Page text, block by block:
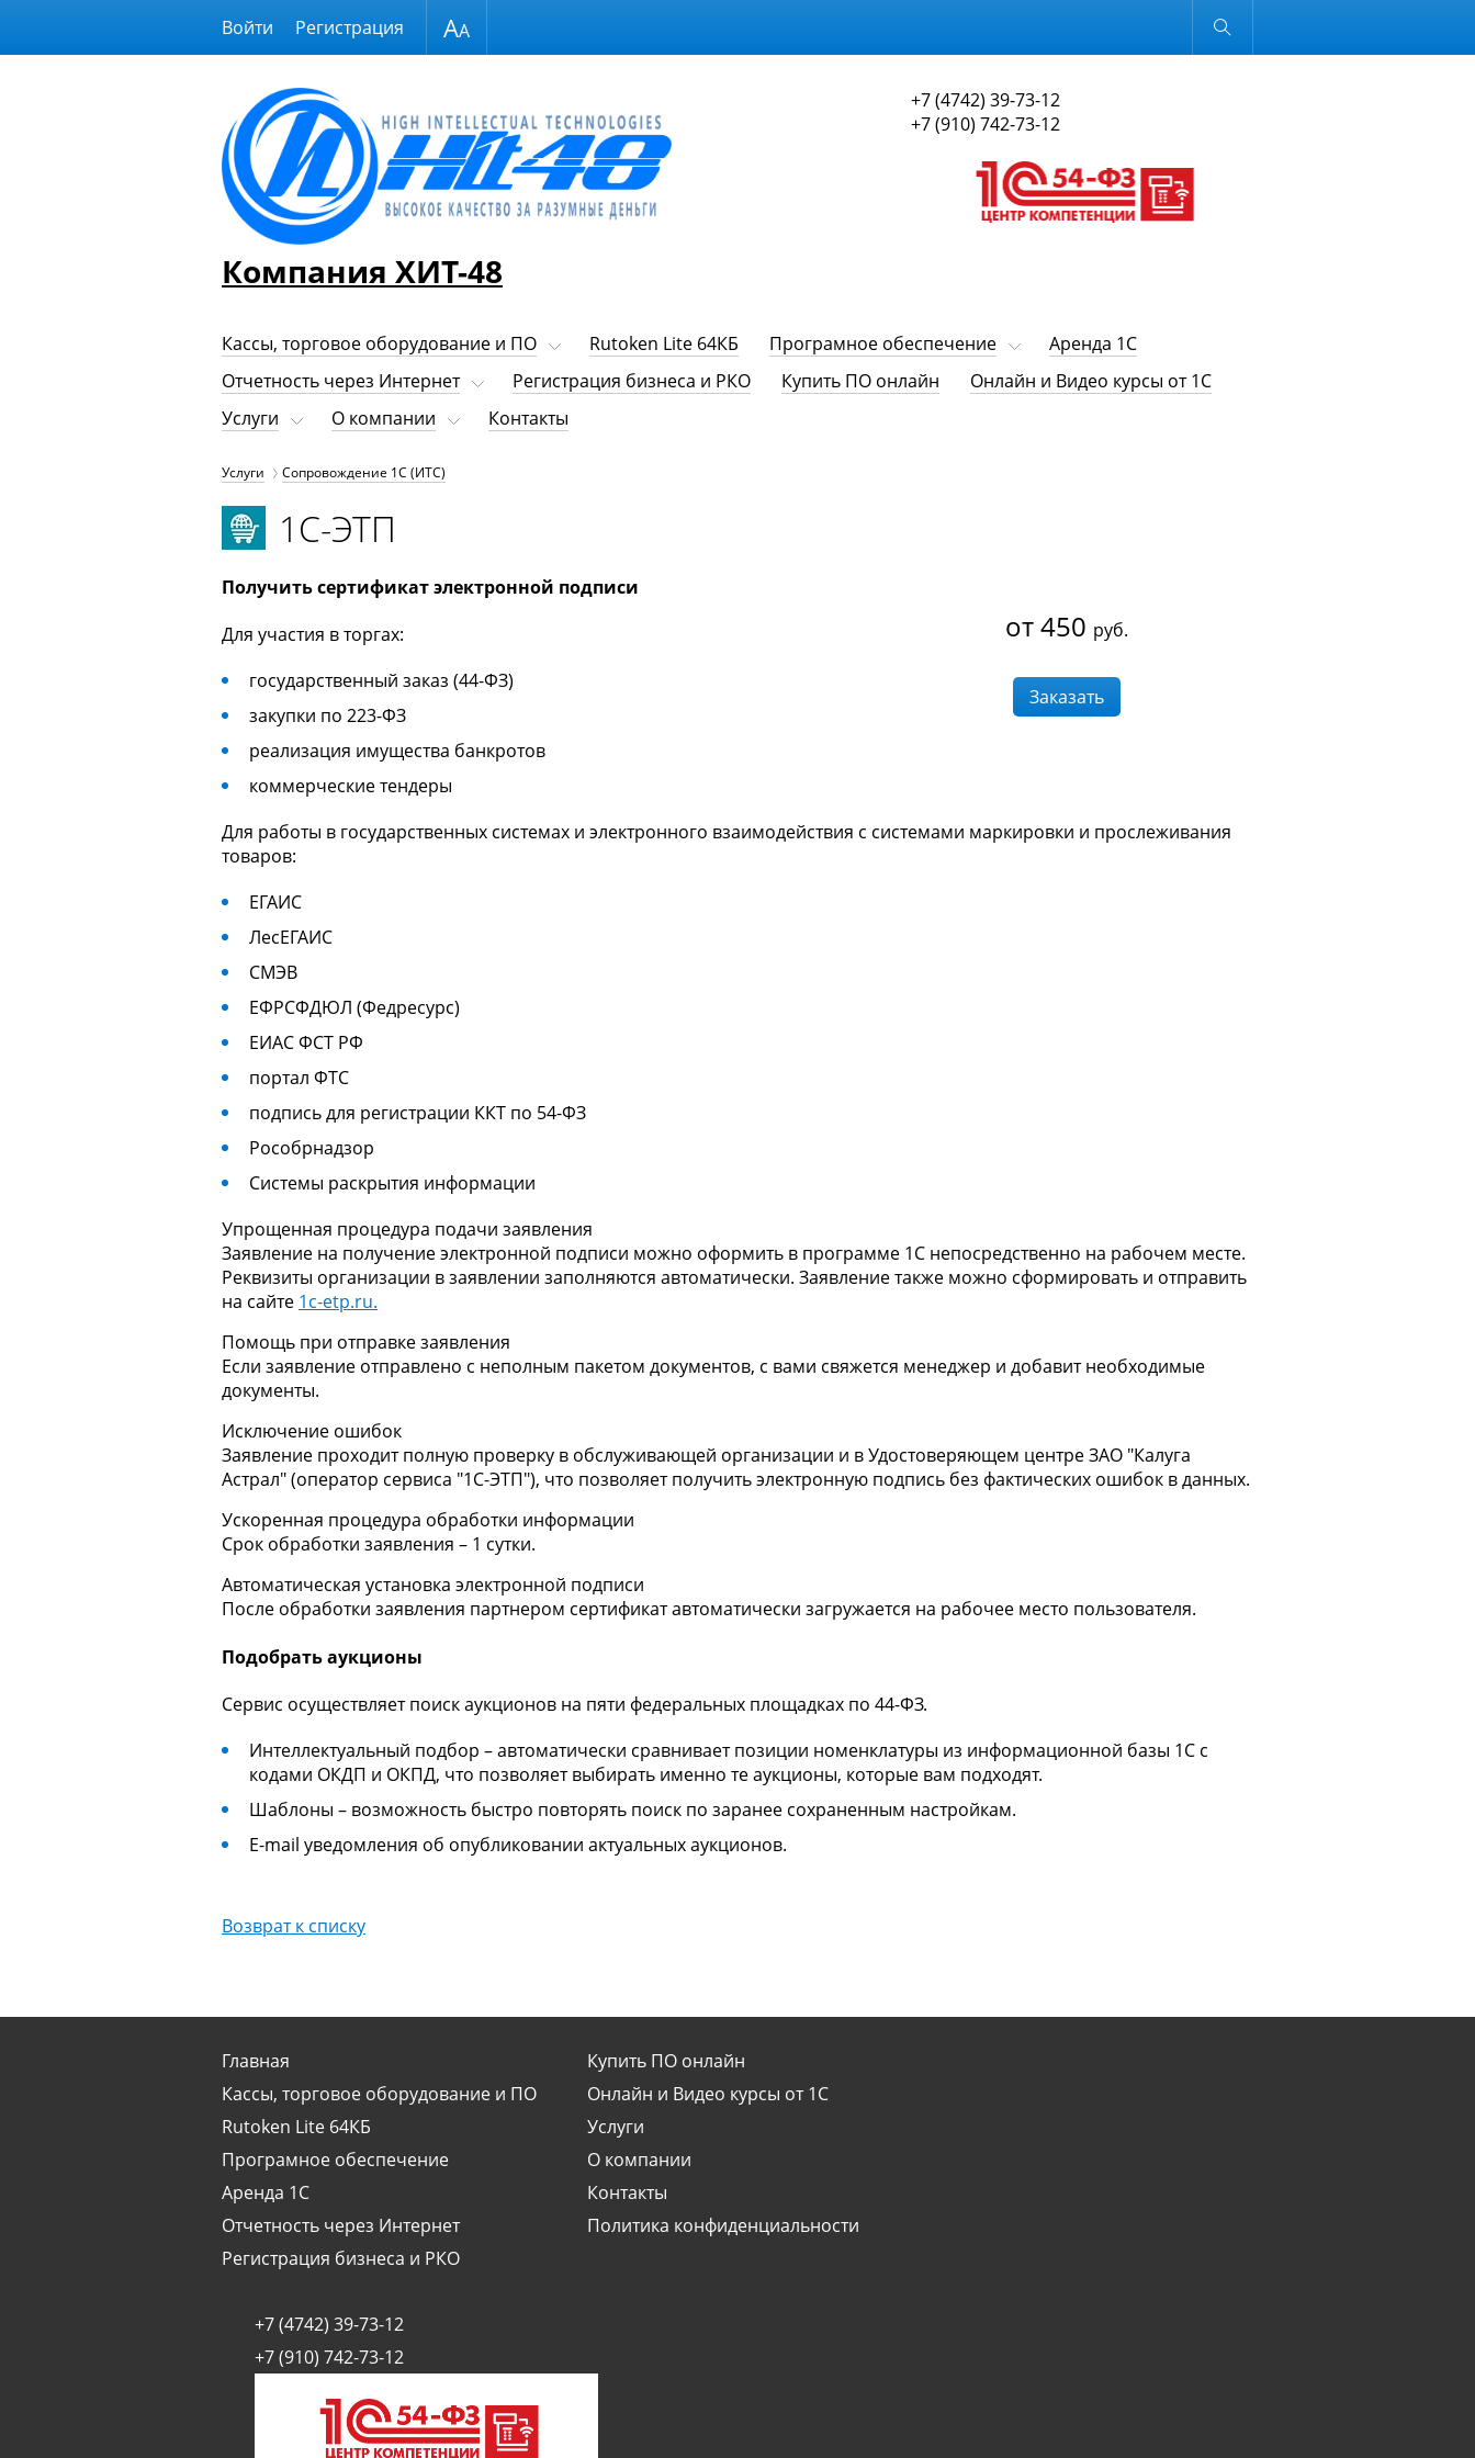
Размер шрифта Обычная версия
Компания ХИТ-48
+7 (4742) 39-73-12
+7 (910) 742-73-12
Войти Регистрация
Кассы, торговое оборудование и ПО Rutoken Lite 64КБ Програмное обеспечение
Аренда 1С
Отчетность через Интернет
Регистрация бизнеса и РКО Купить ПО онлайн
Онлайн и Видео курсы от 1С
Услуги
О компании Контакты
Услуги Сопровождение 1С (ИТС)
1С-ЭТП
от 450 руб.
Заказать
Получить сертификат электронной подписи
Для участия в торгах:
государственный заказ (44-ФЗ)
закупки по 223-ФЗ
реализация имущества банкротов
коммерческие тендеры
Для работы в государственных системах и электронного взаимодействия с системами маркировки и прослеживания
товаров:
ЕГАИС
ЛесЕГАИС
СМЭВ
ЕФРСФДЮЛ (Федресурс)
ЕИАС ФСТ РФ
портал ФТС
подпись для регистрации ККТ по 54-ФЗ
Рособрнадзор
Системы раскрытия информации
Упрощенная процедура подачи заявления
Заявление на получение электронной подписи можно оформить в программе 1С непосредственно на рабочем месте.
Реквизиты организации в заявлении заполняются автоматически. Заявление также можно сформировать и отправить
на сайте 1c-etp.ru.
Помощь при отправке заявления
Если заявление отправлено с неполным пакетом документов, с вами свяжется менеджер и добавит необходимые
документы.
Исключение ошибок
Заявление проходит полную проверку в обслуживающей организации и в Удостоверяющем центре ЗАО "Калуга
Астрал" (оператор сервиса "1С-ЭТП"), что позволяет получить электронную подпись без фактических ошибок в данных.
Ускоренная процедура обработки информации
Срок обработки заявления – 1 сутки.
Автоматическая установка электронной подписи
После обработки заявления партнером сертификат автоматически загружается на рабочее место пользователя.
Подобрать аукционы
Сервис осуществляет поиск аукционов на пяти федеральных площадках по 44-ФЗ.
Интеллектуальный подбор – автоматически сравнивает позиции номенклатуры из информационной базы 1С с
кодами ОКДП и ОКПД, что позволяет выбирать именно те аукционы, которые вам подходят.
Шаблоны – возможность быстро повторять поиск по заранее сохраненным настройкам.
E-mail уведомления об опубликовании актуальных аукционов.
Возврат к списку
Главная
Кассы, торговое оборудование и ПО
Rutoken Lite 64КБ
Програмное обеспечение
Аренда 1С
Отчетность через Интернет
Регистрация бизнеса и РКО
Купить ПО онлайн
Онлайн и Видео курсы от 1С
Услуги
О компании
Контакты
Политика конфиденциальности
+7 (4742) 39-73-12
+7 (910) 742-73-12